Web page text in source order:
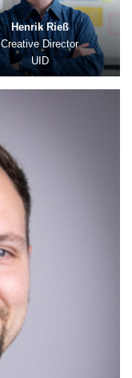
Henrik Rieß
Creative Director
UID